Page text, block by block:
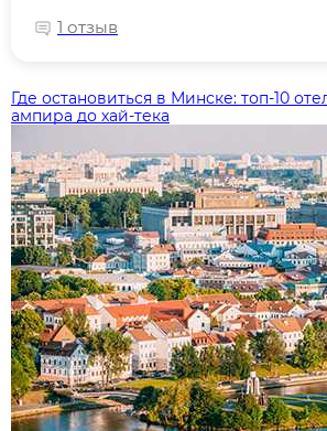
1 отзыв
Где остановиться в Минске: топ‑10
ампира до хай‑тека